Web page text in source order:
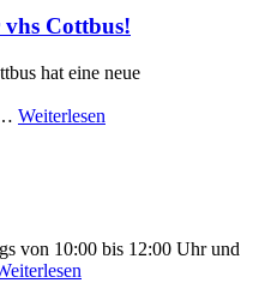
Cottbus!
hat eine neue
Weiterlesen
von 10:00 bis 12:00 Uhr und